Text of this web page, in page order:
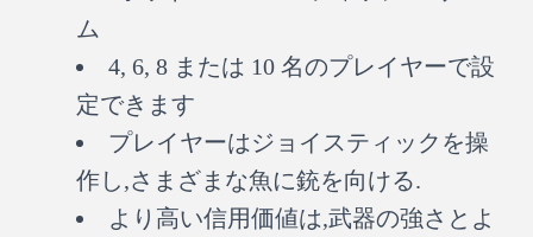
ム
4, 6, 8 または 10 名のプレイヤーで設
定できます
プレイヤーはジョイスティックを操
作し,さまざまな魚に銃を向ける.
より高い信用価値は,武器の強さとよ